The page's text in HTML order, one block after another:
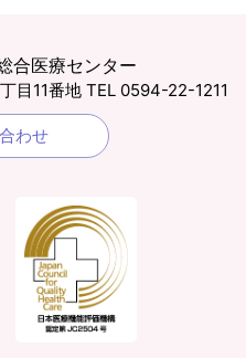
合医療センター
目11番地 TEL 0594-22-1211
わせ